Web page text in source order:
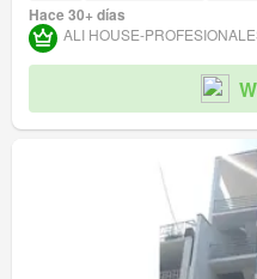
Hace 30+ días
ALI HOUSE-